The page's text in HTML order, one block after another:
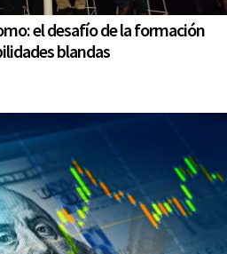
el desafío de la formación
blandas